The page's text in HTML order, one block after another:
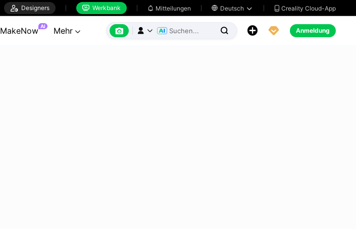
 Designers  Werkbank  Mitteilungen  Deutsch   Creality Cloud-App
MakeNow AI Mehr        Anmeldung